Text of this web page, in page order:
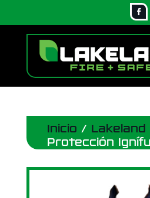
Inicio / Lakeland
Protección